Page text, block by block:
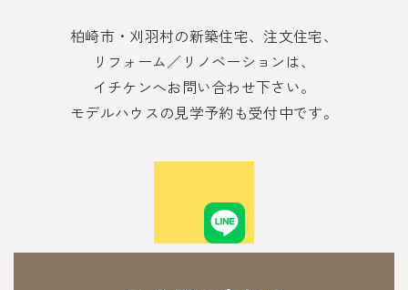
柏崎市・刈羽村の新築住宅、注文住宅、
リフォーム／リノベーションは、
イチケンへお問い合わせ下さい。
モデルハウスの見学予約も受付中です。